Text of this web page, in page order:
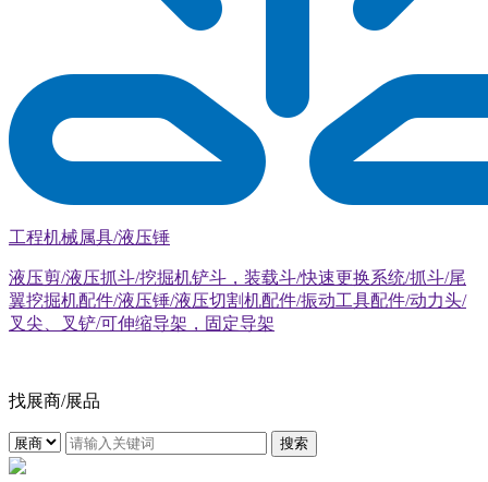
工程机械属具/液压锤
液压剪/液压抓斗/挖掘机铲斗，装载斗/快速更换系统/抓斗/尾
翼挖掘机配件/液压锤/液压切割机配件/振动工具配件/动力头/
叉尖、叉铲/可伸缩导架，固定导架
找展商/展品
搜索